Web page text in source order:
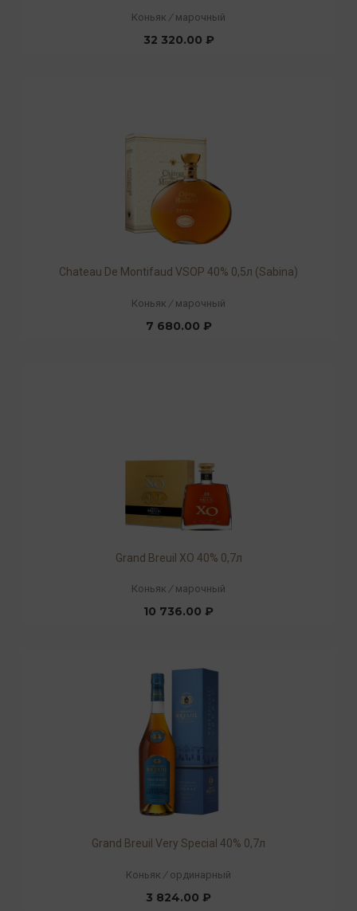
Коньяк / марочный
32 320.00 ₽
Chateau De Montifaud VSOP 40% 0,5л (Sabina)
Коньяк / марочный
7 680.00 ₽
Grand Breuil XO 40% 0,7л
Коньяк / марочный
10 736.00 ₽
Grand Breuil Very Special 40% 0,7л
Коньяк / ординарный
3 824.00 ₽